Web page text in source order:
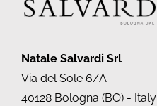
Natale Salvardi Srl
Via del Sole 6/A
40128 Bologna (BO) - Italy